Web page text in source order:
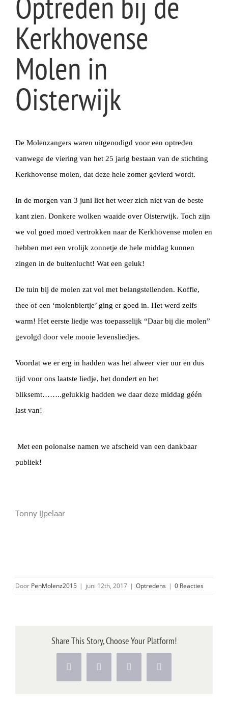
afbeelding
Kerkhovense
Molen in
Oisterwijk
De Molenzangers waren uitgenodigd voor een optreden
vanwege de viering van het 25 jarig bestaan van de stichting
Kerkhovense molen, dat deze hele zomer gevierd wordt.
In de morgen van 3 juni liet het weer zich niet van de beste
kant zien. Donkere wolken waaide over Oisterwijk. Toch zijn
we vol goed moed vertrokken naar de Kerkhovense molen en
hebben met een vrolijk zonnetje de hele middag kunnen
zingen in de buitenlucht! Wat een geluk!
De tuin bij de molen zat vol met belangstellenden. Koffie,
thee of een ‘molenbiertje’ ging er goed in. Het werd zelfs
warm! Het eerste liedje was toepasselijk “Daar bij die molen”
gevolgd door vele mooie levensliedjes.
Voordat we er erg in hadden was het alweer vier uur en dus
tijd voor ons laatste liedje, het dondert en het
bliksemt……..gelukkig hadden we daar deze middag géén
last van!
Met een polonaise namen we afscheid van een dankbaar
publiek!
Tonny IJpelaar
Door PenMolenz2015 | juni 12th, 2017 | Optredens | 0 Reacties
Share This Story, Choose Your Platform!
Facebook
X PinterestVk